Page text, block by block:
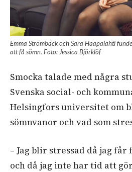
Emma Strömbäck och Sara Haapalahti
att få sömn. Foto: Jessica Björklöf
Smocka talade med några
Svenska social- och
Helsingfors universitet om
sömnvanor och vad som
– Jag blir stressad då jag
och då jag inte har tid att